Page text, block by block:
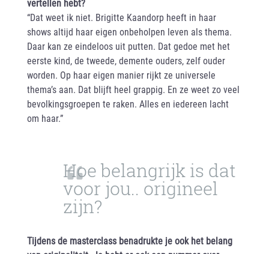
vertellen hebt?
“Dat weet ik niet. Brigitte Kaandorp heeft in haar
shows altijd haar eigen onbeholpen leven als thema.
Daar kan ze eindeloos uit putten. Dat gedoe met het
eerste kind, de tweede, demente ouders, zelf ouder
worden. Op haar eigen manier rijkt ze universele
thema’s aan. Dat blijft heel grappig. En ze weet zo veel
bevolkingsgroepen te raken. Alles en iedereen lacht
om haar.”
Hoe belangrijk is dat
voor jou.. origineel
zijn?
Tijdens de masterclass benadrukte je ook het belang